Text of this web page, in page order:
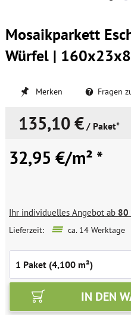
Mosaikparkett
Würfel |
Merken Fragen
135,10 € / Paket*
32,95 €/m² *
Ihr individuelles Angebot ab 80
Lieferzeit: ca. 14 Werktage
IN DEN